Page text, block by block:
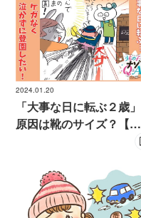
2024.01.20
「大事な日に転ぶ２歳」
原因は靴のサイズ？【専